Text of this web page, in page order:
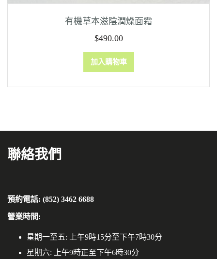
有機草本滋陰潤燥面霜
$490.00
加入購物車
聯絡我們
預約電話: (852) 3462 6688
營業時間:
星期一至五: 上午9時15分至下午7時30分
星期六: 上午9時正至下午6時30分